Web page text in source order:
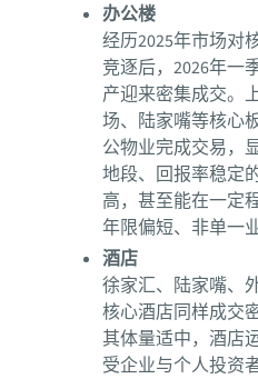
办公楼
经历2025年市场对
竞逐后，2026年一
产迎来密集成交。
场、陆家嘴等核心
公物业完成交易，
地段、回报率稳定
高，甚至能在一定
年限偏短、非单一
酒店
徐家汇、陆家嘴、
核心酒店同样成交
其体量适中，酒店
受企业与个人投资